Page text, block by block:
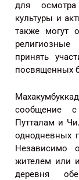
для осмотра
культуры и
также могут
принять
посвященных
сообщение
Путталам и
однодневных
Независимо
жителем или
деревня